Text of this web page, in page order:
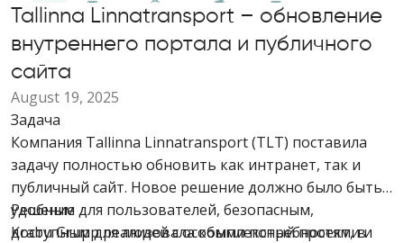
Tallinna Linnatransport – обновление
внутреннего портала и публичного
сайта
August 19, 2025
Задача
Компания Tallinna Linnatransport (TLT) поставила
задачу полностью обновить как интранет, так и
публичный сайт. Новое решение должно было быть
удобным для пользователей, безопасным,
доступным для людей с особыми потребностями и
Решение
Krabu Grupp реализовала комплексный проект, в